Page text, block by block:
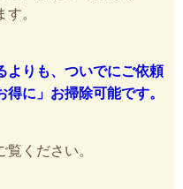
。
よりも、ついでにご依頼
に」お掃除可能です。
覧ください。